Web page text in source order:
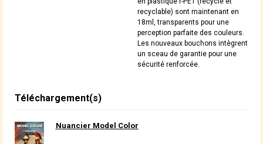
recyclable) sont maintenant en
18ml, transparents pour une
perception parfaite des couleurs.
Les nouveaux bouchons intègrent
un sceau de garantie pour une
sécurité renforcée.
Téléchargement(s)
Nuancier Model Color